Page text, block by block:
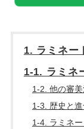
1. ラミネー
1-1. ラミネ
1-2. 他の審
1-3. 歴史と
1-4. ラミネ